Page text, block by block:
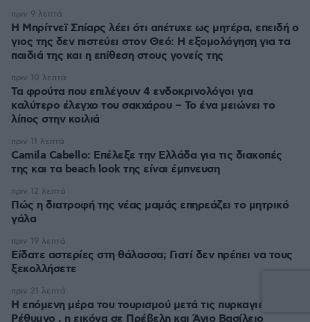
Η Μπρίτνεϊ Σπίαρς λέει ότι απέτυχε ως μητέρα, επειδή ο
γιος της δεν πιστεύει στον Θεό: Η εξομολόγηση για τα
παιδιά της και η επίθεση στους γονείς της
πριν 9 λεπτά
Τα φρούτα που επιλέγουν 4 ενδοκρινολόγοι για
καλύτερο έλεγχο του σακχάρου – Το ένα μειώνει το
λίπος στην κοιλιά
πριν 10 λεπτά
Camila Cabello: Επέλεξε την Ελλάδα για τις διακοπές
της και τα beach look της είναι έμπνευση
πριν 11 λεπτά
Πώς η διατροφή της νέας μαμάς επηρεάζει το μητρικό
γάλα
πριν 12 λεπτά
Είδατε αστερίες στη θάλασσα; Γιατί δεν πρέπει να τους
ξεκολλήσετε
πριν 19 λεπτά
Η επόμενη μέρα του τουρισμού μετά τις πυρκαγιές στο
Ρέθυμνο , η εικόνα σε Πρέβελη και Άγιο Βασίλειο
πριν 21 λεπτά